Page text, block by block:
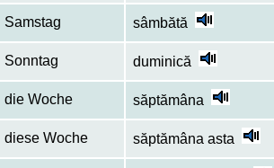
Samstag sâmbătă
Sonntag duminică
die Woche săptămâna
diese Woche săptămâna asta